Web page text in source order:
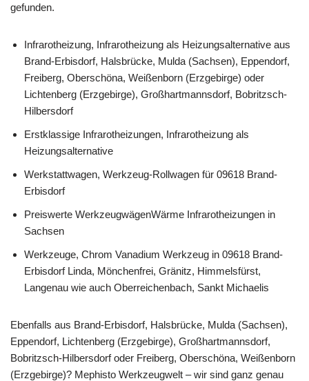
gefunden.
Infrarotheizung, Infrarotheizung als Heizungsalternative aus
Brand-Erbisdorf, Halsbrücke, Mulda (Sachsen), Eppendorf,
Freiberg, Oberschöna, Weißenborn (Erzgebirge) oder
Lichtenberg (Erzgebirge), Großhartmannsdorf, Bobritzsch-
Hilbersdorf
Erstklassige Infrarotheizungen, Infrarotheizung als
Heizungsalternative
Werkstattwagen, Werkzeug-Rollwagen für 09618 Brand-
Erbisdorf
Preiswerte WerkzeugwägenWärme Infrarotheizungen in
Sachsen
Werkzeuge, Chrom Vanadium Werkzeug in 09618 Brand-
Erbisdorf Linda, Mönchenfrei, Gränitz, Himmelsfürst,
Langenau wie auch Oberreichenbach, Sankt Michaelis
Ebenfalls aus Brand-Erbisdorf, Halsbrücke, Mulda (Sachsen),
Eppendorf, Lichtenberg (Erzgebirge), Großhartmannsdorf,
Bobritzsch-Hilbersdorf oder Freiberg, Oberschöna, Weißenborn
(Erzgebirge)? Mephisto Werkzeugwelt – wir sind ganz genau